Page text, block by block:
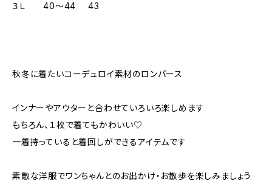
３Ｌ 40～44 43
秋冬に着たいコーデュロイ素材のロンパース
インナーやアウターと合わせていろいろ楽しめます
もちろん、１枚で着てもかわいい♡
一着持っていると着回しができるアイテムです
素敵な洋服でワンちゃんとのお出かけ・お散歩を楽しみましょう